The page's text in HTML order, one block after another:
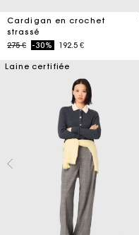
Cardigan en crochet
strassé
Price reduced from
275 €to-30% 192.5 €
Laine certifiée